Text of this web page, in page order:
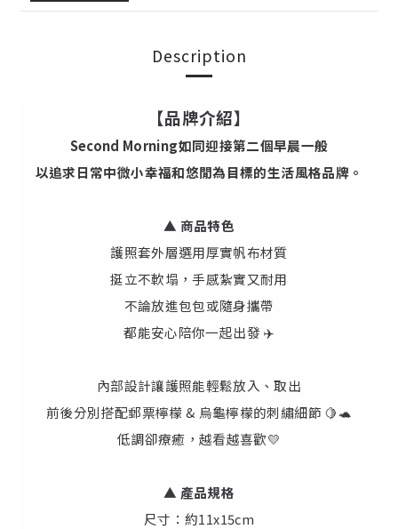
Description
【品牌介紹】
Second Morning如同迎接第二個早晨一般
以追求日常中微小幸福和悠閒為目標的生活風格品牌。
▲ 商品特色
護照套外層選用厚實帆布材質
挺立不軟塌，手感紮實又耐用
不論放進包包或隨身攜帶
都能安心陪你一起出發 ✈️
內部設計讓護照能輕鬆放入、取出
前後分別搭配郵票檸檬 & 烏龜檸檬的刺繡細節 🍋🐢
低調卻療癒，越看越喜歡💛
▲ 產品規格
尺寸：約11x15cm